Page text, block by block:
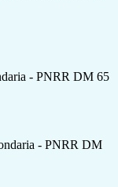
- PNRR DM 65
- PNRR DM